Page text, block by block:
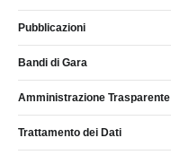
Pubblicazioni
Bandi di Gara
Amministrazione Trasparente
Trattamento dei Dati